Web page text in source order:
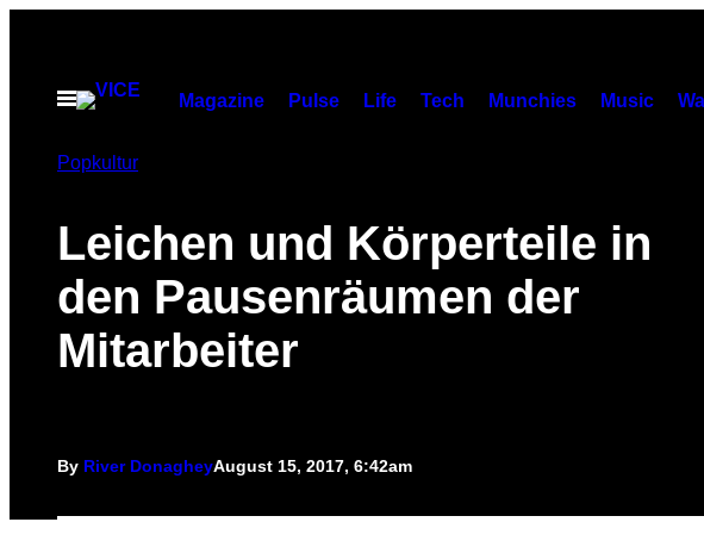
contentOpen
Magazine Pulse Life Tech Munchies Music
Popkultur
Leichen und Körperteile in
den Pausenräumen der
Mitarbeiter
By River DonagheyAugust 15, 2017, 6:42am